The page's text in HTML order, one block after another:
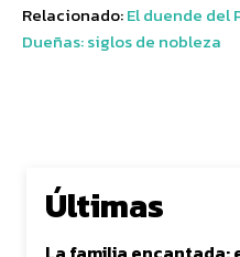
Relacionado:El duende del
Dueñas: siglos de nobleza
Últimas